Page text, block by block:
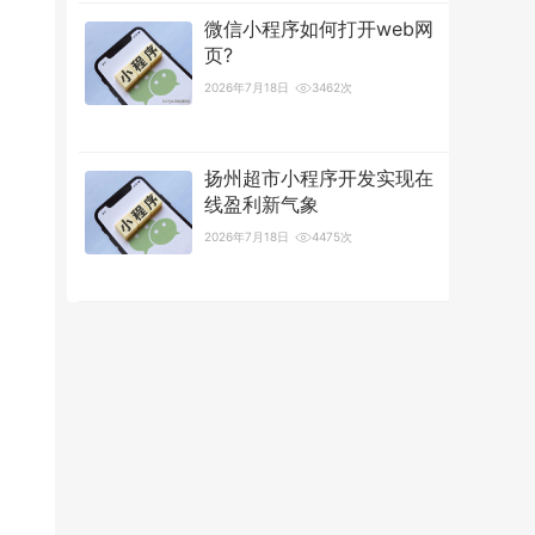
微信小程序如何打开web网
页?
2026年7月18日 3462次
扬州超市小程序开发实现在
线盈利新气象
2026年7月18日 4475次